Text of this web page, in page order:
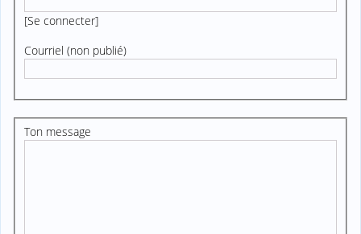
[Se connecter]
Courriel (non publié)
Ton message